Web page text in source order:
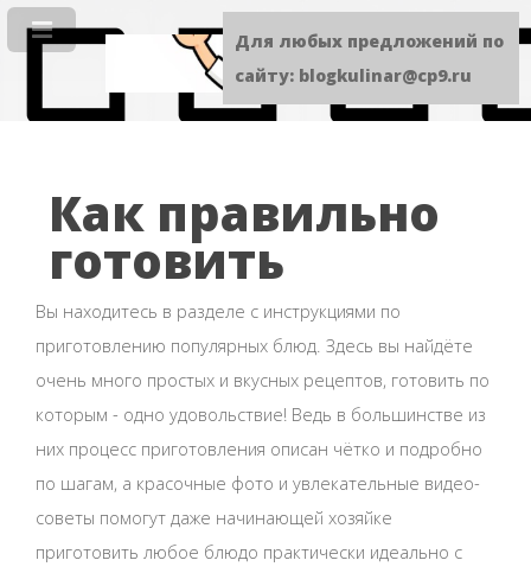
Как правильно
готовить
Вы находитесь в разделе с инструкциями по
приготовлению популярных блюд. Здесь вы найдёте
очень много простых и вкусных рецептов, готовить по
которым - одно удовольствие! Ведь в большинстве из
них процесс приготовления описан чётко и подробно
по шагам, а красочные фото и увлекательные видео-
советы помогут даже начинающей хозяйке
приготовить любое блюдо практически идеально с
Для любых предложений по
сайту: blogkulinar@cp9.ru